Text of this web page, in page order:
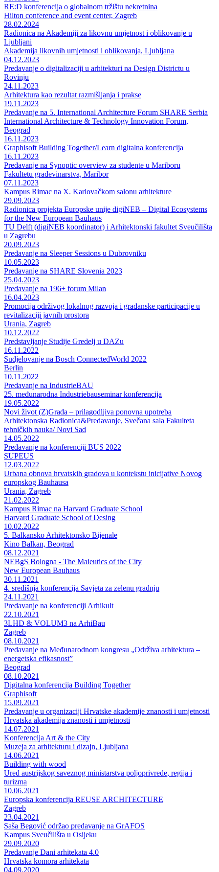
RE:D konferencija o globalnom tržištu nekretnina
Hilton conference and event center, Zagreb
28.02.2024
Radionica na Akademiji za likovnu umjetnost i oblikovanje u
Ljubljani
Akademija likovnih umjetnosti i oblikovanja, Ljubljana
04.12.2023
Predavanje o digitalizaciji u arhitekturi na Design Districtu u
Rovinju
24.11.2023
Arhitektura kao rezultat razmišljanja i prakse
19.11.2023
Predavanje na 5. International Architecture Forum SHARE Serbia
International Architecture & Technology Innovation Forum,
Beograd
16.11.2023
Graphisoft Building Together/Learn digitalna konferencija
16.11.2023
Predavanje na Synoptic overview za studente u Mariboru
Fakultetu građevinarstva, Maribor
07.11.2023
Kampus Rimac na X. Karlovačkom salonu arhitekture
29.09.2023
Radionica projekta Europske unije digiNEB – Digital Ecosystems
for the New European Bauhaus
TU Delft (digiNEB koordinator) i Arhitektonski fakultet Sveučilišta
u Zagrebu
20.09.2023
Predavanje na Sleeper Sessions u Dubrovniku
10.05.2023
Predavanje na SHARE Slovenia 2023
25.04.2023
Predavanje na 196+ forum Milan
16.04.2023
Promocija održivog lokalnog razvoja i građanske participacije u
revitalizaciji javnih prostora
Urania, Zagreb
10.12.2022
Predstavljanje Studije Gredelj u DAZu
16.11.2022
Sudjelovanje na Bosch ConnectedWorld 2022
Berlin
10.11.2022
Predavanje na IndustrieBAU
25. međunarodna Industriebauseminar konferencija
19.05.2022
Novi život (Z)Grada – prilagodljiva ponovna upotreba
Arhitektonska Radionica&Predavanje, Svečana sala Fakulteta
tehničkih nauka/ Novi Sad
14.05.2022
Predavanje na konferenciji BUS 2022
SUPEUS
12.03.2022
Urbana obnova hrvatskih gradova u kontekstu inicijative Novog
europskog Bauhausa
Urania, Zagreb
21.02.2022
Kampus Rimac na Harvard Graduate School
Harvard Graduate School of Desing
10.02.2022
5. Balkansko Arhitektonsko Bijenale
Kino Balkan, Beograd
08.12.2021
NEBgS Bologna - The Maieutics of the City
New European Bauhaus
30.11.2021
4. središnja konferencija Savjeta za zelenu gradnju
24.11.2021
Predavanje na konferenciji Arhikult
22.10.2021
3LHD & VOLUM3 na ArhiBau
Zagreb
08.10.2021
Predavanje na Međunarodnom kongresu „Održiva arhitektura –
energetska efikasnost”
Beograd
08.10.2021
Digitalna konferencija Building Together
Graphisoft
15.09.2021
Predavanje u organizaciji Hrvatske akademije znanosti i umjetnosti
Hrvatska akademija znanosti i umjetnosti
14.07.2021
Konferencija Art & the City
Muzeja za arhitekturu i dizajn, Ljubljana
14.06.2021
Building with wood
Ured austrijskog saveznog ministarstva poljoprivrede, regija i
turizma
10.06.2021
Europska konferencija REUSE ARCHITECTURE
Zagreb
23.04.2021
Saša Begović održao predavanje na GrAFOS
Kampus Sveučilišta u Osijeku
29.09.2020
Predavanje Dani arhitekata 4.0
Hrvatska komora arhitekata
04.09.2020